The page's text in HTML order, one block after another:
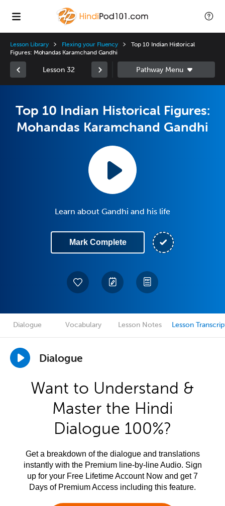
Lesson Library Flexing your Fluency
Top 10 Indian Historical
Figures: Mohandas Karamchand Gandhi
Lesson 32
Top 10 Indian Historical Figures:
Mohandas Karamchand Gandhi
Learn about Gandhi and his life
Mark Complete
Dialogue Vocabulary Lesson Notes Lesson
Dialogue
Want to Understand &
Master the Hindi
Dialogue 100%?
Get a breakdown of the dialogue and translations
instantly with the Premium line-by-line Audio. Sign
up for your Free Lifetime Account Now and get 7
Days of Premium Access including this feature.